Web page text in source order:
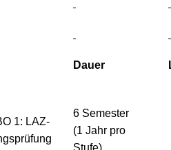
Dauer
1: LAZ-
6 Semester
(1 Jahr pro
Stufe)